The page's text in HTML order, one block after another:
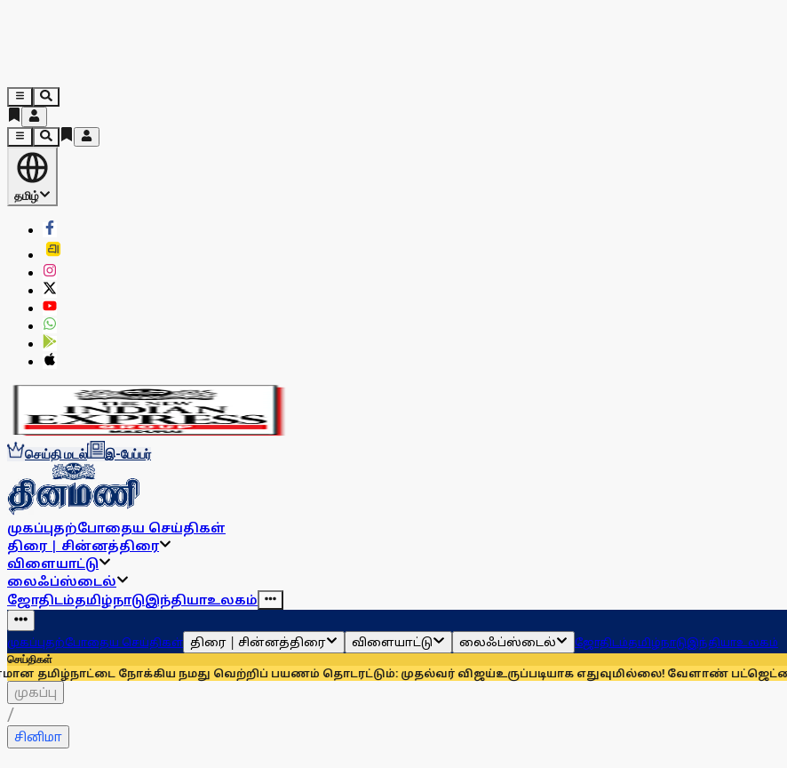
தமிழ்
செய்தி மடல் இ-பேப்பர்
முகப்புதற்போதைய செய்திகள்
திரை | சின்னத்திரை
விளையாட்டு
லைஃப்ஸ்டைல்
ஜோதிடம்தமிழ்நாடுஇந்தியாஉலகம்
முகப்புதற்போதைய செய்திகள் திரை | சின்னத்திரை விளையாட்டு லைஃப்ஸ்டைல் ஜோதிடம்தமிழ்நாடுஇந்தியாஉலகம்
செய்திகள்
நமது வெற்றிப் பயணம் தொடரட்டும்: முதல்வர் விஜய்உருப்படியாக எதுவுமில்லை! வேளாண் பட்ஜெட்டை விமர்சித்த உதயநிதி!
முகப்பு
/
சினிமா